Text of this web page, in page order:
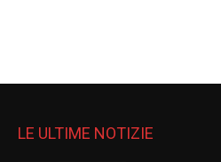
LE ULTIME NOTIZIE